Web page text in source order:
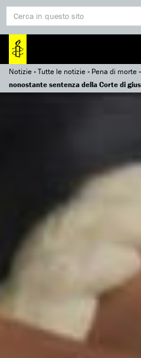
Notizie»Tutte le notizie» Pena di morte»
nonostante sentenza della Corte di